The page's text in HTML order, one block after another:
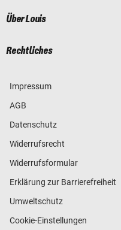
Über Louis
Rechtliches
Impressum
AGB
Datenschutz
Widerrufsrecht
Widerrufsformular
Erklärung zur Barrierefreiheit
Umweltschutz
Cookie-Einstellungen